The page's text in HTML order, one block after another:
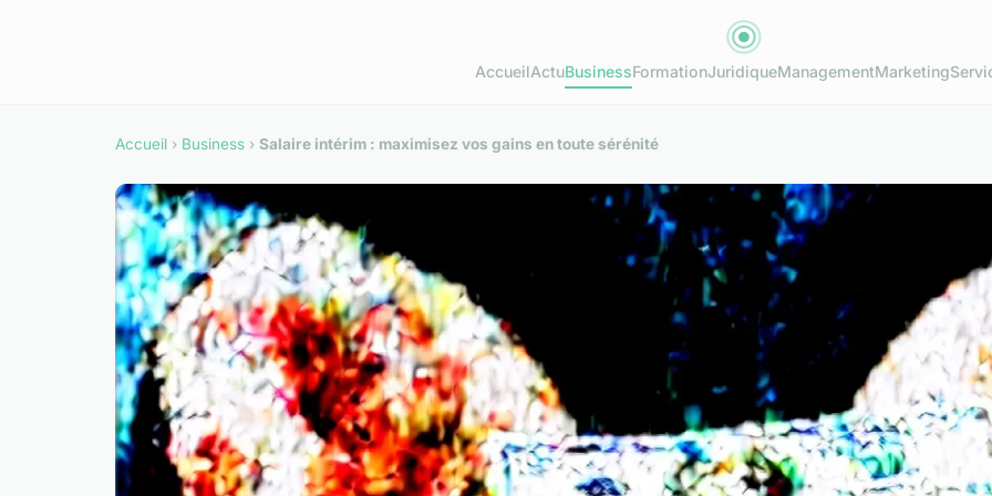
AccueilActuBusinessFormationJuridiqueManagementMarketing
Accueil › Business › Salaire intérim : maximisez vos gains en toute sérénité